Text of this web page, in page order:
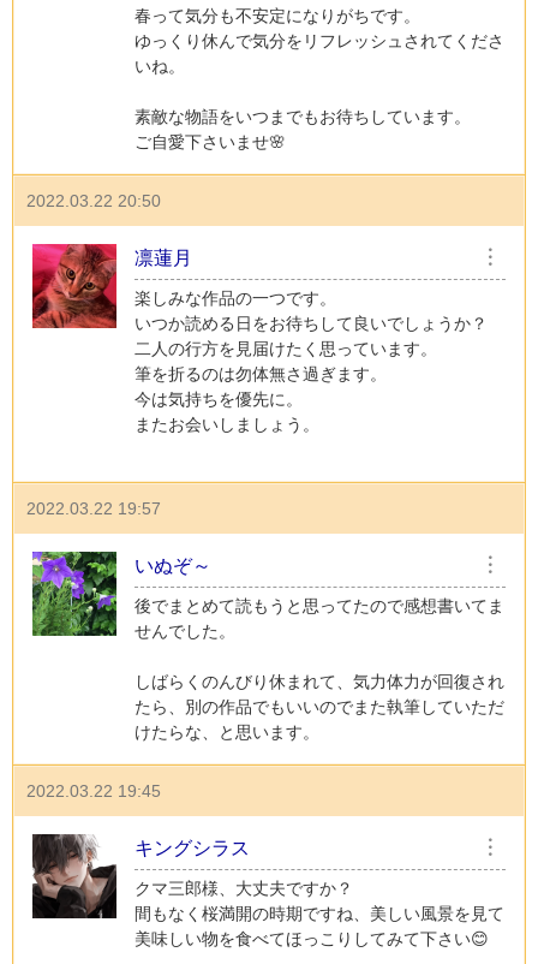
春って気分も不安定になりがちです。
ゆっくり休んで気分をリフレッシュされてくださ
いね。
素敵な物語をいつまでもお待ちしています。
ご自愛下さいませ🌸
2022.03.22 20:50
凛蓮月 ︙
楽しみな作品の一つです。
いつか読める日をお待ちして良いでしょうか？
二人の行方を見届けたく思っています。
筆を折るのは勿体無さ過ぎます。
今は気持ちを優先に。
またお会いしましょう。
2022.03.22 19:57
いぬぞ～ ︙
後でまとめて読もうと思ってたので感想書いてま
せんでした。
しばらくのんびり休まれて、気力体力が回復され
たら、別の作品でもいいのでまた執筆していただ
けたらな、と思います。
2022.03.22 19:45
キングシラス ︙
クマ三郎様、大丈夫ですか？
間もなく桜満開の時期ですね、美しい風景を見て
美味しい物を食べてほっこりしてみて下さい😊